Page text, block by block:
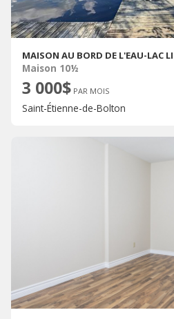
MAISON AU BORD DE L'EAU-LAC
Maison 10½
3 000$ PAR MOIS
Saint-Étienne-de-Bolton